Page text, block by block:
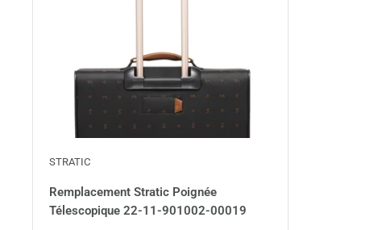
STRATIC
Remplacement Stratic Poignée
Télescopique 22-11-901002-00019